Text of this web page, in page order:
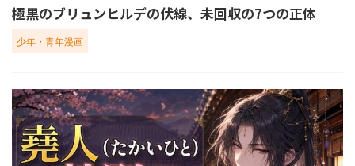
極黒のブリュンヒルデの伏線、未回収の7つの正体
少年・青年漫画